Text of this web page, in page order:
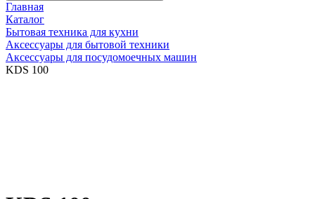
Главная
Каталог
Бытовая техника для кухни
Аксессуары для бытовой техники
Аксессуары для посудомоечных машин
KDS 100